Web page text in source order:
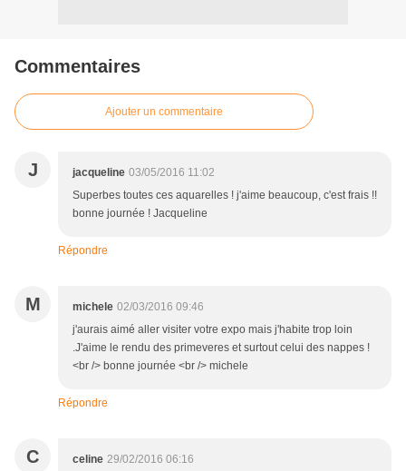
Commentaires
Ajouter un commentaire
J jacqueline 03/05/2016 11:02
Superbes toutes ces aquarelles ! j'aime beaucoup, c'est frais !!
bonne journée ! Jacqueline
Répondre
M michele 02/03/2016 09:46
j'aurais aimé aller visiter votre expo mais j'habite trop loin
.J'aime le rendu des primeveres et surtout celui des nappes !
<br /> bonne journée <br /> michele
Répondre
C celine 29/02/2016 06:16